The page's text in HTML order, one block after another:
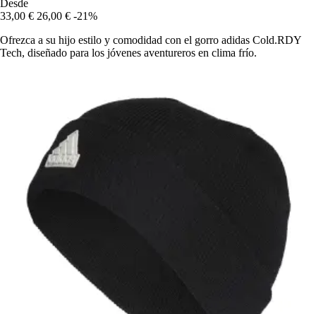
Desde
33,00 € 26,00 € -21%
Ofrezca a su hijo estilo y comodidad con el gorro adidas Cold.RDY
Tech, diseñado para los jóvenes aventureros en clima frío.